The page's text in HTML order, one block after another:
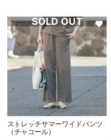
ストレッチサマーワイドパンツ
（チャコール）
SOLD OUT